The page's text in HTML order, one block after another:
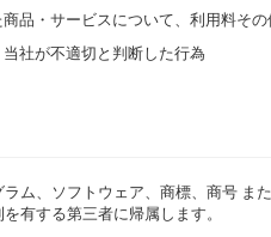
品・サービスについて、利用料そ
社が不適切と判断した行為
ム、ソフトウェア、商標、商号
有する第三者に帰属します。